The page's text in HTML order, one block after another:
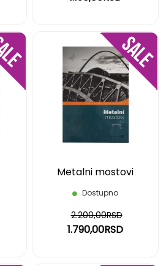
DODAJ
NA
Metalni mostovi
Dostupno
1.790,00RSD
2.200,00RSD
NA